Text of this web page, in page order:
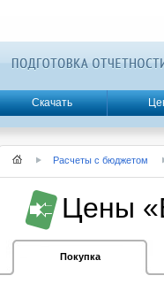
Скачать
Расчеты с бюджетом
Цены
Покупка